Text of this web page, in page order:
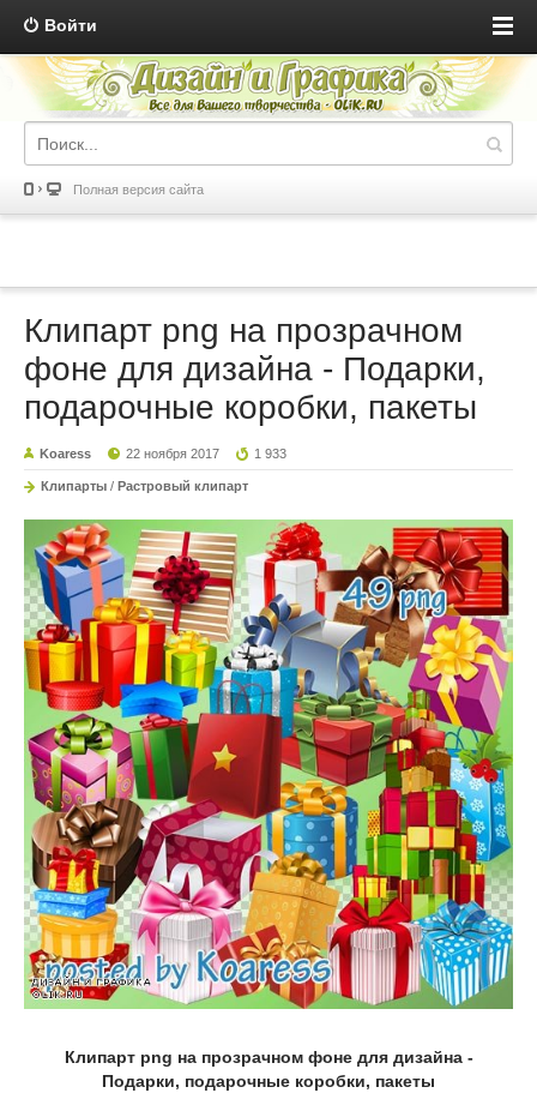
Войти
Полная версия сайта
Клипарт png на прозрачном
фоне для дизайна - Подарки,
подарочные коробки, пакеты
Koaress 22 ноября 2017 1 933
Клипарты / Растровый клипарт
Клипарт png на прозрачном фоне для дизайна -
Подарки, подарочные коробки, пакеты